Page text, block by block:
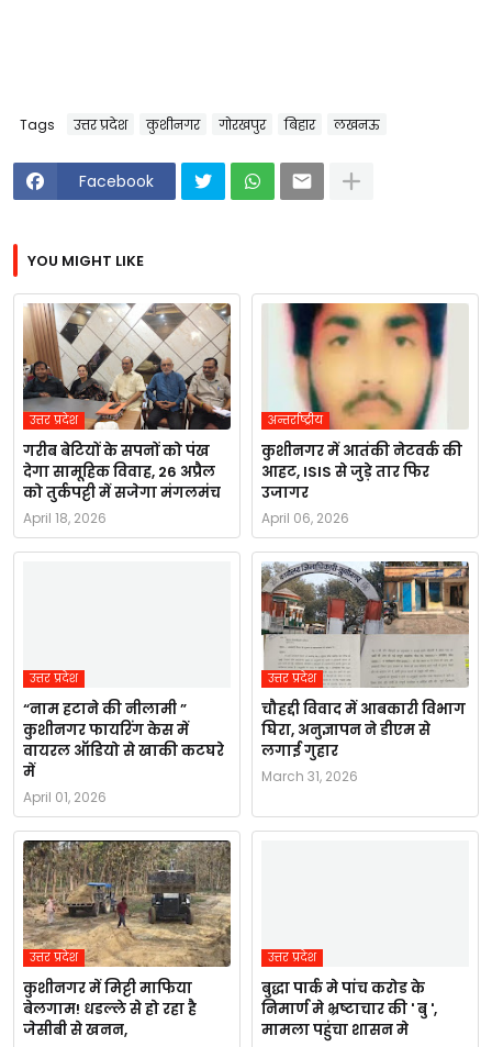
Tags उत्तर प्रदेश कुशीनगर गोरखपुर बिहार लखनऊ
Facebook
YOU MIGHT LIKE
उत्तर प्रदेश
गरीब बेटियों के सपनों को पंख
देगा सामूहिक विवाह, 26 अप्रैल
को तुर्कपट्टी में सजेगा मंगलमंच
April 18, 2026
अन्तर्राष्ट्रीय
कुशीनगर में आतंकी नेटवर्क की
आहट, ISIS से जुड़े तार फिर
उजागर
April 06, 2026
उत्तर प्रदेश
“नाम हटाने की नीलामी ”
कुशीनगर फायरिंग केस में
वायरल ऑडियो से खाकी कटघरे
में
April 01, 2026
उत्तर प्रदेश
चौहद्दी विवाद में आबकारी विभाग
घिरा, अनुज्ञापन ने डीएम से
लगाई गुहार
March 31, 2026
उत्तर प्रदेश
कुशीनगर में मिट्टी माफिया
बेलगाम! धडल्ले से हो रहा है
जेसीबी से खनन,
उत्तर प्रदेश
बुद्धा पार्क मे पांच करोड के
निमार्ण मे भ्रष्टाचार की ' बु ',
मामला पहुंचा शासन मे